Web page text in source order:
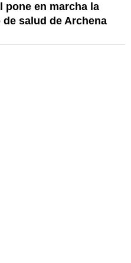
pone en marcha la
salud de Archena